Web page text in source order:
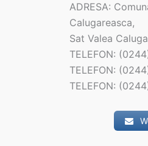
ADRESA:
Calugareasca,
Sat Valea
TELEFON:
TELEFON:
TELEFON: